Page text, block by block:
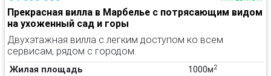
Прекрасная вилла в Марбелье с потрясающим видом
на ухоженный сад и горы
Двухэтажная вилла с легким доступом ко всем
сервисам, рядом с городом.
Жилая площадь 1000м2